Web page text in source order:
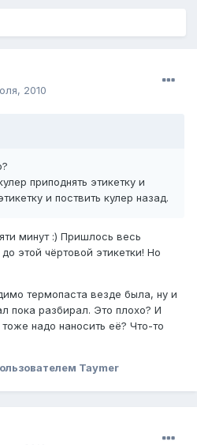
2010
приподнять этикетку и
и поствить кулер назад.
минут :) Пришлось весь
этой чёртовой этикетки! Но
термопаста везде была, ну и
пока разбирал. Это плохо? И
надо наносить её? Что-то
Taymer